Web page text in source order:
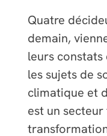
Quatre
demain,
leurs
les sujets de
climatique et
est un secteur